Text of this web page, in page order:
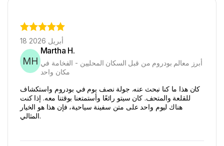
18 أبريل 2026
MH
Martha H.
أبرز معالم بودروم من قبل السكان المحليين - الفخامة في
مكان واحد
كان هذا ما كنا نبحث عنه. جولة نصف يوم في بودروم واستكشاف
للقلعة والمتحف. كان سيتو رائعًا وأستمتعنا بوقتنا معه. إذا كنت
هناك ليوم واحد على متن سفينة سياحية، فإن هذا هو الخيار
المثالي.